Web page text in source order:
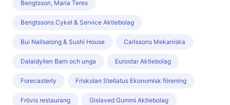
Bengtsson, Maria Teres
Bengtssons Cykel & Service Aktiebolag
Bui Nailsalong & Sushi House Carlssons Mekaniska
Dalaidyllen Barn och unga Eurostar Aktiebolag
Forecasterly Friskolan Stellatus Ekonomisk förening
Frövis restaurang Gislaved Gummi Aktiebolag